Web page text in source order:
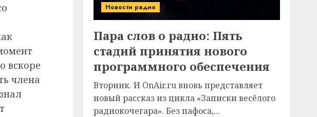
вскоре
члена
Новости радио
Пара слов о радио: Пять
стадий принятия нового
программного обеспечения
Вторник. И OnAir.ru вновь представляет
новый рассказ из цикла «Записки весёлого
радиокочегара». Без пафоса,...